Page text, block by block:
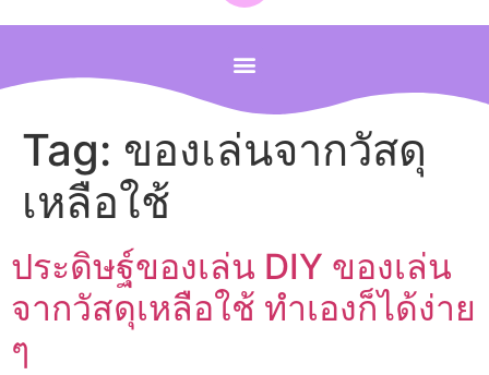
Tag: ของเล่นจากวัสดุ
เหลือใช้
ประดิษฐ์ของเล่น DIY ของเล่น
จากวัสดุเหลือใช้ ทำเองก็ได้ง่าย
ๆ